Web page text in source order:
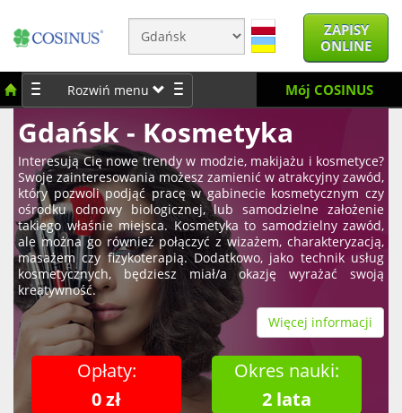
ZAPISY
ONLINE
Rozwiń menu Mój COSINUS
Gdańsk - Kosmetyka
Interesują Cię nowe trendy w modzie, makijażu i kosmetyce?
Swoje zainteresowania możesz zamienić w atrakcyjny zawód,
który pozwoli podjąć pracę w gabinecie kosmetycznym czy
ośrodku odnowy biologicznej, lub samodzielne założenie
takiego właśnie miejsca. Kosmetyka to samodzielny zawód,
ale można go również połączyć z wizażem, charakteryzacją,
masażem czy fizykoterapią. Dodatkowo, jako technik usług
kosmetycznych, będziesz miał/a okazję wyrażać swoją
kreatywność.
Więcej informacji
Opłaty:
0 zł
Okres nauki:
2 lata